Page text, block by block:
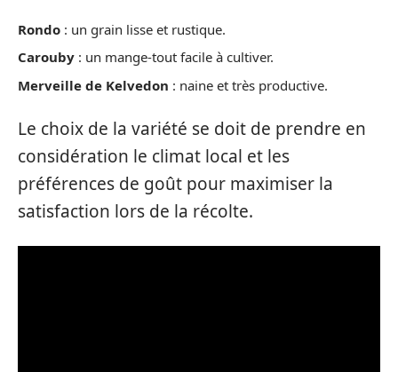
Rondo : un grain lisse et rustique.
Carouby : un mange-tout facile à cultiver.
Merveille de Kelvedon : naine et très productive.
Le choix de la variété se doit de prendre en
considération le climat local et les
préférences de goût pour maximiser la
satisfaction lors de la récolte.